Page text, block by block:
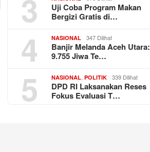
3
Uji Coba Program Makan
Bergizi Gratis di…
4 NASIONAL 347 Dilihat
Banjir Melanda Aceh Utara:
9.755 Jiwa Te…
5 NASIONAL,POLITIK 339 Dilihat
DPD RI Laksanakan Reses
Fokus Evaluasi T…